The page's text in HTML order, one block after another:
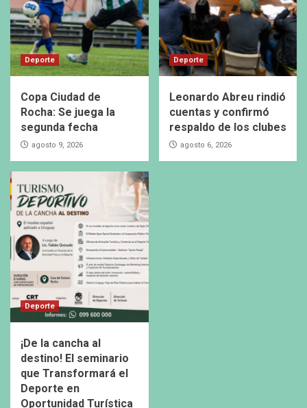
Deporte
Copa Ciudad de
Rocha: Se juega la
segunda fecha
agosto 9, 2026
Deporte
Leonardo Abreu rindió
cuentas y confirmó
respaldo de los clubes
agosto 6, 2026
Deporte
¡De la cancha al
destino! El seminario
que Transformará el
Deporte en
Oportunidad Turística